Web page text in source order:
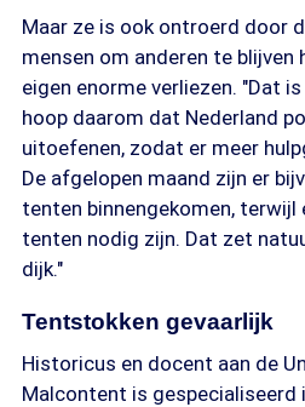
Maar ze is ook ontroerd door
mensen om anderen te blijven
eigen enorme verliezen. "Dat
hoop daarom dat Nederland
uitoefenen, zodat er meer
De afgelopen maand zijn er
tenten binnengekomen, terwijl
tenten nodig zijn. Dat zet
dijk."
Tentstokken gevaarlijk
Historicus en docent aan de
Malcontent is gespecialiseerd